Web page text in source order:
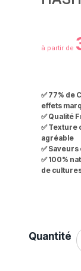
à partir de
✅77% de
effets
✅Qualité
✅Texture
agréable
✅Saveurs
✅100%
de
Quantité